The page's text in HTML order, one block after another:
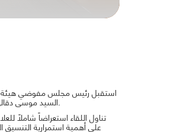
استقبل رئيس مجلس مفوضي هيئة
السيد موسى دقالي، لبحث آفاق التعاون المشترك في مجالات النقل الجوي وسبل تطويرها بما يخدم مصالح البلدين الشقيقين.
تناول اللقاء استعراضاً شاملاً
على أهمية استمرارية التنسيق